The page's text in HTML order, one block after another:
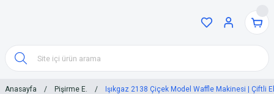
Anasayfa Pişirme E. Işıkgaz 2138 Çiçek Model Waffle Makinesi | Çiftli